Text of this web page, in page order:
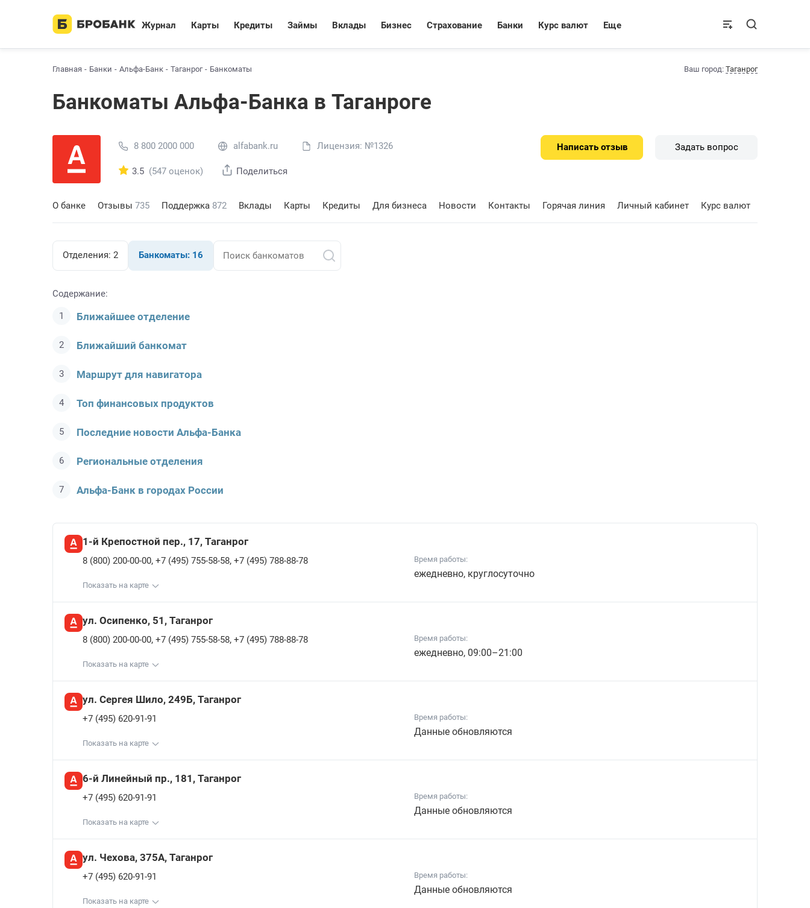
Журнал Карты Кредиты Займы Вклады Бизнес Страхование Банки Курс валют Еще
Главная Банки Альфа-Банк Таганрог Банкоматы Ваш город: Таганрог
Банкоматы Альфа-Банкa в Таганроге
8 800 2000 000 alfabank.ru Лицензия: №1326
3.5 (547 оценок) Поделиться
Написать отзыв Задать вопрос
О банке Отзывы 735 Поддержка 872 Вклады Карты Кредиты Для бизнеса Новости Контакты Горячая линия Личный кабинет Курс валют
Отделения: 2 Банкоматы: 16
Содержание:
Ближайшее отделение
Ближайший банкомат
Маршрут для навигатора
Топ финансовых продуктов
Последние новости Альфа-Банкa
Региональные отделения
Альфа-Банк в городах России
1-й Крепостной пер., 17, Таганрог
8 (800) 200-00-00, +7 (495) 755-58-58, +7 (495) 788-88-78 Время работы:
ежедневно, круглосуточно
Показать на карте
ул. Осипенко, 51, Таганрог
8 (800) 200-00-00, +7 (495) 755-58-58, +7 (495) 788-88-78 Время работы:
ежедневно, 09:00–21:00
Показать на карте
ул. Сергея Шило, 249Б, Таганрог
+7 (495) 620-91-91 Время работы:
Данные обновляются
Показать на карте
6-й Линейный пр., 181, Таганрог
+7 (495) 620-91-91 Время работы:
Данные обновляются
Показать на карте
ул. Чехова, 375А, Таганрог
+7 (495) 620-91-91 Время работы:
Данные обновляются
Показать на карте